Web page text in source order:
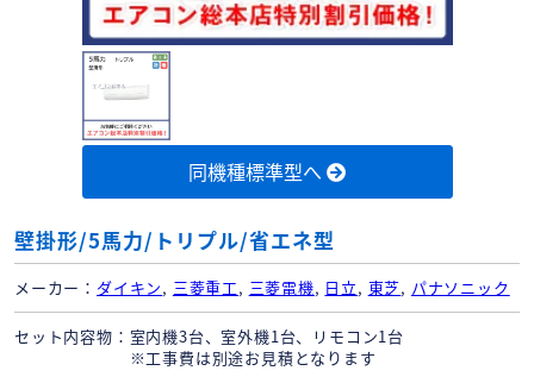
壁掛形/5馬力/トリプル/省エネ型
メーカー ダイキン, 三菱重工, 三菱電機, 日立, 東芝, パナソニック
セット内容物
室内機3台、室外機1台、リモコン1台
※工事費は別途お見積となります
同機種標準型へ